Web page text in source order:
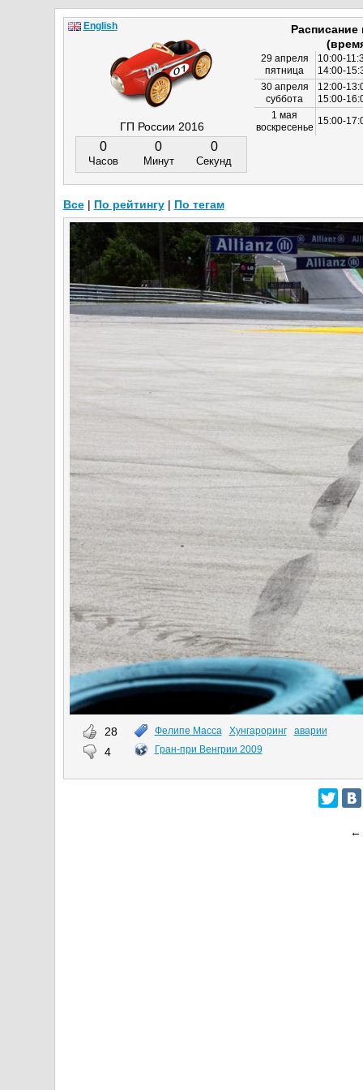
28
4
Фелипе Масса Хунгароринг
аварии
Гран-при Венгрии 2009
ГП России 2016
0
Часов
0
Минут
0
Секунд
29 апреля
пятница
10:00-
14:00-
30 апреля
суббота
12:00-
15:00-
1 мая
воскресенье
15:00-
English
Все| По рейтингу| По тегам